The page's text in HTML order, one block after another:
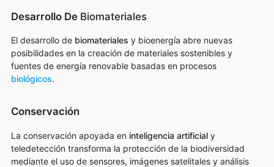
Desarrollo De Biomateriales
El desarrollo de biomateriales y bioenergía abre nuevas
posibilidades en la creación de materiales sostenibles y
fuentes de energía renovable basadas en procesos
biológicos.
Conservación
La conservación apoyada en inteligencia artificial y
teledetección transforma la protección de la biodiversidad
mediante el uso de sensores, imágenes satelitales y análisis